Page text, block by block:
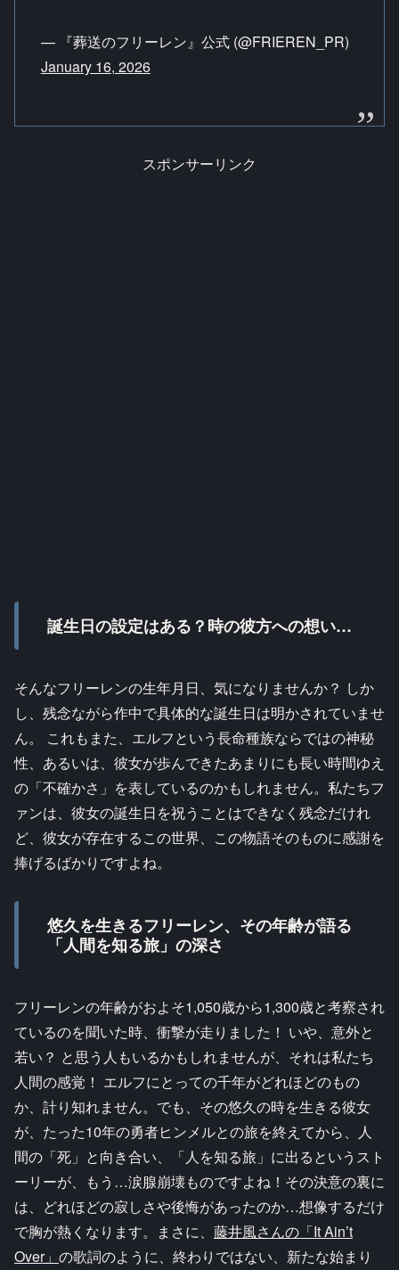
— 『葬送のフリーレン』公式 (@FRIEREN_PR)
January 16, 2026
スポンサーリンク
誕生日の設定はある？時の彼方への想い…
そんなフリーレンの生年月日、気になりませんか？ しか
し、残念ながら作中で具体的な誕生日は明かされていませ
ん。 これもまた、エルフという長命種族ならではの神秘
性、あるいは、彼女が歩んできたあまりにも長い時間ゆえ
の「不確かさ」を表しているのかもしれません。私たちフ
ァンは、彼女の誕生日を祝うことはできなく残念だけれ
ど、彼女が存在するこの世界、この物語そのものに感謝を
捧げるばかりですよね。
悠久を生きるフリーレン、その年齢が語る
「人間を知る旅」の深さ
フリーレンの年齢がおよそ1,050歳から1,300歳と考察され
ているのを聞いた時、衝撃が走りました！ いや、意外と
若い？ と思う人もいるかもしれませんが、それは私たち
人間の感覚！ エルフにとっての千年がどれほどのもの
か、計り知れません。でも、その悠久の時を生きる彼女
が、たった10年の勇者ヒンメルとの旅を終えてから、人
間の「死」と向き合い、「人を知る旅」に出るというスト
ーリーが、もう…涙腺崩壊ものですよね！その決意の裏に
は、どれほどの寂しさや後悔があったのか…想像するだけ
で胸が熱くなります。まさに、 藤井風さんの「It Ain’t
Over」 の歌詞のように、終わりではない、新たな始まり